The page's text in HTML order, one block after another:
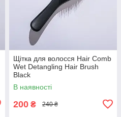
Щітка для волосся Hair Comb
Wet Detangling Hair Brush
Black
В наявності
200 ₴ 240 ₴